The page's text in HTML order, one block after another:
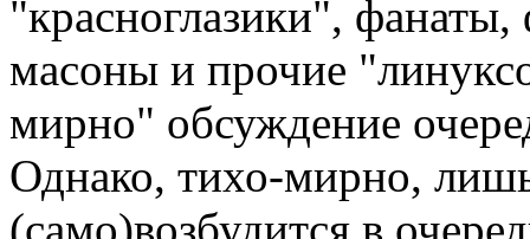
"красноглазики",
масоны и прочие
мирно" обсуждение
Однако, тихо-мирно,
(само)возбудится в